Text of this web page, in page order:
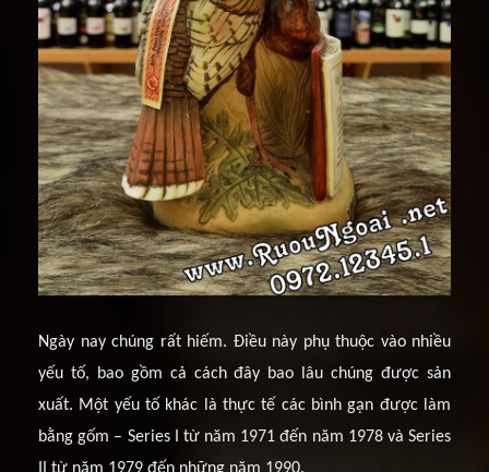
Ngày nay chúng rất hiếm. Điều này phụ thuộc vào nhiều
yếu tố, bao gồm cả cách đây bao lâu chúng được sản
xuất. Một yếu tố khác là thực tế các bình gạn được làm
bằng gốm – Series I từ năm 1971 đến năm 1978 và Series
II từ năm 1979 đến những năm 1990.